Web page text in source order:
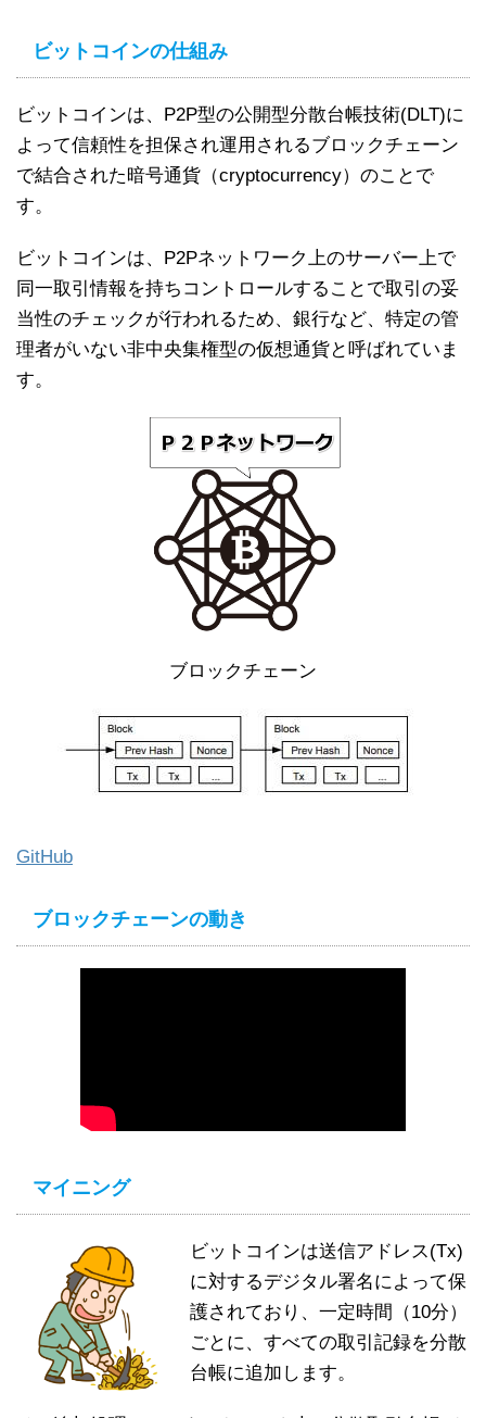
ビットコインの仕組み
ビットコインは、P2P型の公開型分散台帳技術(DLT)に
よって信頼性を担保され運用されるブロックチェーン
で結合された暗号通貨（cryptocurrency）のことで
す。
ビットコインは、P2Pネットワーク上のサーバー上で
同一取引情報を持ちコントロールすることで取引の妥
当性のチェックが行われるため、銀行など、特定の管
理者がいない非中央集権型の仮想通貨と呼ばれていま
す。
ブロックチェーン
GitHub
ブロックチェーンの動き
マイニング
ビットコインは送信アドレス(Tx)
に対するデジタル署名によって保
護されており、一定時間（10分）
ごとに、すべての取引記録を分散
台帳に追加します。